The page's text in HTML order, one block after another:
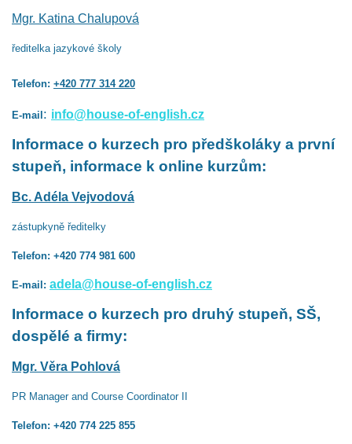
Mgr. Katina Chalupová
ředitelka jazykové školy
Telefon: +420 777 314 220
E-mail : info@house-of-english.cz
Informace o kurzech pro předškoláky a první
stupeň, informace k online kurzům:
Bc. Adéla Vejvodová
zástupkyně ředitelky
Telefon: +420 774 981 600
E-mail: adela@house-of-english.cz
Informace o kurzech pro druhý stupeň, SŠ,
dospělé a firmy:
Mgr. Věra Pohlová
PR Manager and Course Coordinator II
Telefon: +420 774 225 855